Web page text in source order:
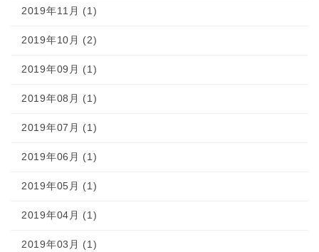
2019年11月 (1)
2019年10月 (2)
2019年09月 (1)
2019年08月 (1)
2019年07月 (1)
2019年06月 (1)
2019年05月 (1)
2019年04月 (1)
2019年03月 (1)